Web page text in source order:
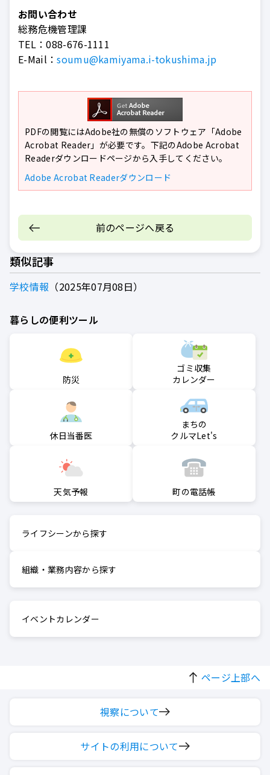
お問い合わせ
総務危機管理課
TEL：088-676-1111
E-Mail：soumu@kamiyama.i-tokushima.jp
PDFの閲覧にはAdobe社の無償のソフトウェア「Adobe
Acrobat Reader」が必要です。下記のAdobe Acrobat
Readerダウンロードページから入手してください。
Adobe Acrobat Readerダウンロード
前のページへ戻る
類似記事
学校情報 2025年07月08日
暮らしの便利ツール
防災
ゴミ収集
カレンダー
休日当番医
まちの
クルマLet's
天気予報 町の電話帳
ライフシーンから探す
組織・業務内容から探す
イベントカレンダー
ページ上部へ
視察について
サイトの利用について